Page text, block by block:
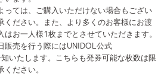
は10,000円です。
(Uパス)の特典は以下の通りです。
いたします。当日
並びいただきます。